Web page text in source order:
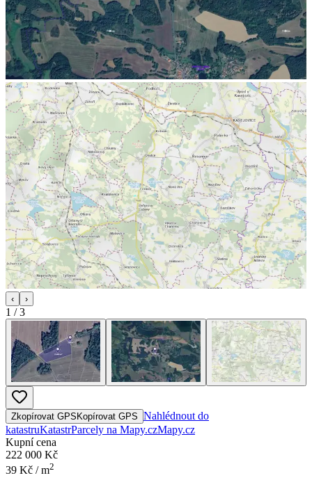
‹ ›
1 /3
Zkopírovat GPS Kopírovat GPS Nahlédnout do
katastruKatastrParcely na Mapy.czMapy.cz
Kupní cena
222 000 Kč
39 Kč / m2